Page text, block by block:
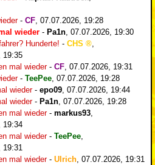
- CF, 07.07.2026, 19:28
wieder - Pa1n, 07.07.2026, 19:30
Hunderte! - CHS
,
19:35
mal wieder- CF, 07.07.2026, 19:31
- TeePee, 07.07.2026, 19:28
wieder- epo09, 07.07.2026, 19:44
wieder- Pa1n, 07.07.2026, 19:28
mal wieder- markus93,
19:34
mal wieder- TeePee,
19:31
mal wieder- Ulrich, 07.07.2026, 19:31